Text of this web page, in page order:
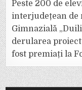
Peste 200 de
interjudețean de
Gimnazială
derularea
fost premiați la